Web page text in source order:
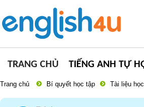
TRANG CHỦ TIẾNG ANH TỰ
Trang chủ Bí quyết học tập Tài liệu